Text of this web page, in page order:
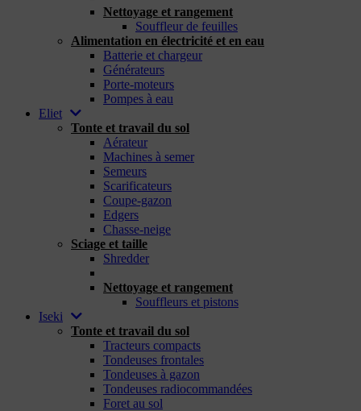
Nettoyage et rangement
Souffleur de feuilles
Alimentation en électricité et en eau
Batterie et chargeur
Générateurs
Porte-moteurs
Pompes à eau
Eliet
Tonte et travail du sol
Aérateur
Machines à semer
Semeurs
Scarificateurs
Coupe-gazon
Edgers
Chasse-neige
Sciage et taille
Shredder
Nettoyage et rangement
Souffleurs et pistons
Iseki
Tonte et travail du sol
Tracteurs compacts
Tondeuses frontales
Tondeuses à gazon
Tondeuses radiocommandées
Foret au sol